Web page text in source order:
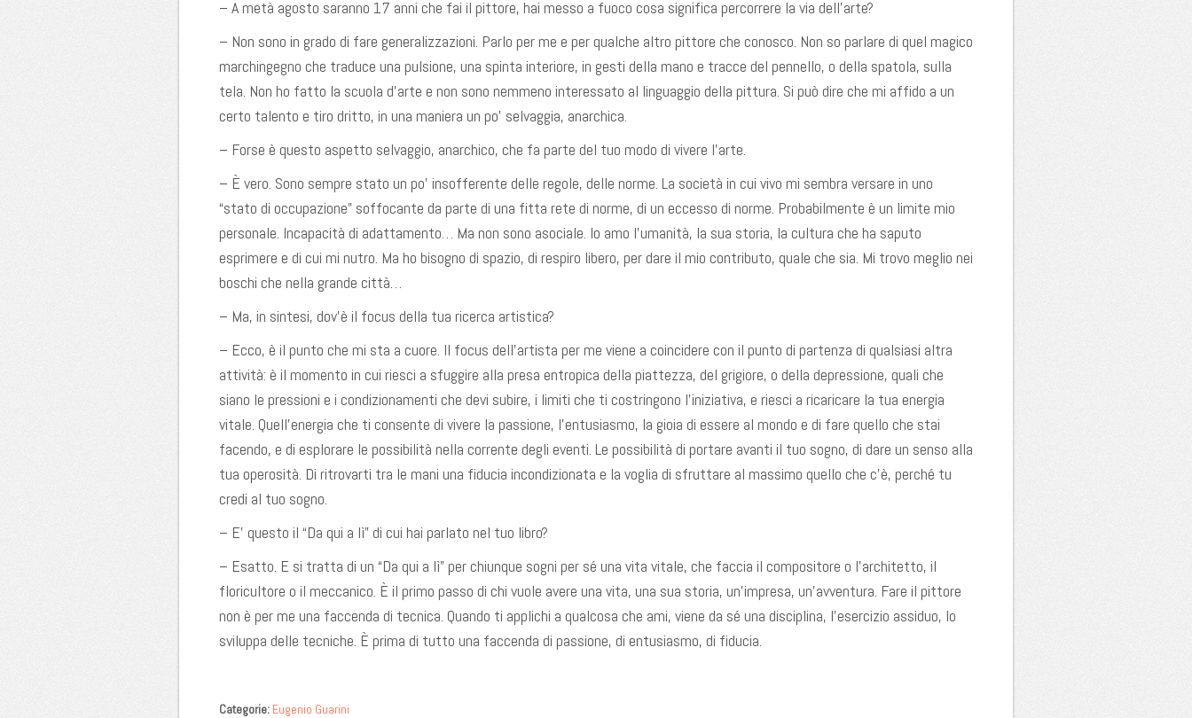
– A metà agosto saranno 17 anni che fai il pittore, hai messo a fuoco cosa significa percorrere la via dell’arte?
– Non sono in grado di fare generalizzazioni. Parlo per me e per qualche altro pittore che conosco. Non so parlare di quel magico
marchingegno che traduce una pulsione, una spinta interiore, in gesti della mano e tracce del pennello, o della spatola, sulla
tela. Non ho fatto la scuola d’arte e non sono nemmeno interessato al linguaggio della pittura. Si può dire che mi affido a un
certo talento e tiro dritto, in una maniera un po’ selvaggia, anarchica.
– Forse è questo aspetto selvaggio, anarchico, che fa parte del tuo modo di vivere l’arte.
– È vero. Sono sempre stato un po’ insofferente delle regole, delle norme. La società in cui vivo mi sembra versare in uno
“stato di occupazione” soffocante da parte di una fitta rete di norme, di un eccesso di norme. Probabilmente è un limite mio
personale. Incapacità di adattamento… Ma non sono asociale. Io amo l’umanità, la sua storia, la cultura che ha saputo
esprimere e di cui mi nutro. Ma ho bisogno di spazio, di respiro libero, per dare il mio contributo, quale che sia. Mi trovo meglio nei
boschi che nella grande città…
– Ma, in sintesi, dov’è il focus della tua ricerca artistica?
– Ecco, è il punto che mi sta a cuore. Il focus dell’artista per me viene a coincidere con il punto di partenza di qualsiasi altra
attività: è il momento in cui riesci a sfuggire alla presa entropica della piattezza, del grigiore, o della depressione, quali che
siano le pressioni e i condizionamenti che devi subire, i limiti che ti costringono l’iniziativa, e riesci a ricaricare la tua energia
vitale. Quell’energia che ti consente di vivere la passione, l’entusiasmo, la gioia di essere al mondo e di fare quello che stai
facendo, e di esplorare le possibilità nella corrente degli eventi. Le possibilità di portare avanti il tuo sogno, di dare un senso alla
tua operosità. Di ritrovarti tra le mani una fiducia incondizionata e la voglia di sfruttare al massimo quello che c’è, perché tu
credi al tuo sogno.
– E’ questo il “Da qui a lì” di cui hai parlato nel tuo libro?
– Esatto. E si tratta di un “Da qui a lì” per chiunque sogni per sé una vita vitale, che faccia il compositore o l’architetto, il
floricultore o il meccanico. È il primo passo di chi vuole avere una vita, una sua storia, un’impresa, un’avventura. Fare il pittore
non è per me una faccenda di tecnica. Quando ti applichi a qualcosa che ami, viene da sé una disciplina, l’esercizio assiduo, lo
sviluppa delle tecniche. È prima di tutto una faccenda di passione, di entusiasmo, di fiducia.
Categorie: Eugenio Guarini